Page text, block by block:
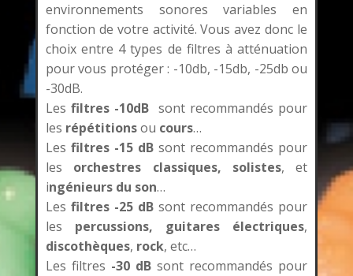
environnements sonores variables en
fonction de votre activité. Vous avez donc le
choix entre 4 types de filtres à atténuation
pour vous protéger : -10db, -15db, -25db ou
-30dB.
Les filtres -10dBsont recommandés pour
les répétitionsou cours…
Les filtres -15 dB sont recommandés pour
les orchestres classiques, solistes, et
ingénieurs du son…
Les filtres -25 dB sont recommandés pour
les percussions, guitares électriques,
discothèques, rock, etc…
Les filtres -30 dBsont recommandés pour